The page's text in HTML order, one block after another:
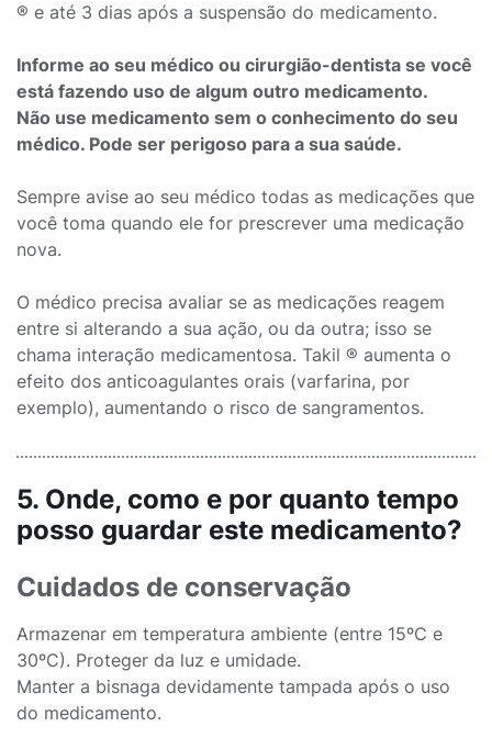
® e até 3 dias após a suspensão do medicamento.
Informe ao seu médico ou cirurgião-dentista se você
está fazendo uso de algum outro medicamento.
Não use medicamento sem o conhecimento do seu
médico. Pode ser perigoso para a sua saúde.
Sempre avise ao seu médico todas as medicações que
você toma quando ele for prescrever uma medicação
nova.
O médico precisa avaliar se as medicações reagem
entre si alterando a sua ação, ou da outra; isso se
chama interação medicamentosa. Takil ® aumenta o
efeito dos anticoagulantes orais (varfarina, por
exemplo), aumentando o risco de sangramentos.
5. Onde, como e por quanto tempo
posso guardar este medicamento?
Cuidados de conservação
Armazenar em temperatura ambiente (entre 15ºC e
30ºC). Proteger da luz e umidade.
Manter a bisnaga devidamente tampada após o uso
do medicamento.